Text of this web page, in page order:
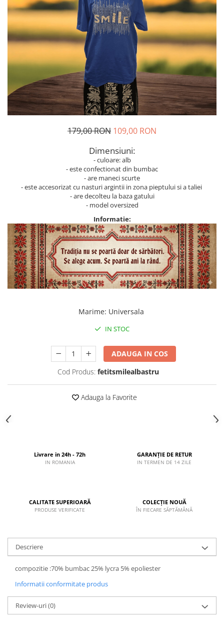
Tricouri
Treninguri
Ii traditionale
Rochii traditionale
Rochii Elegante
Costume populare
Fote & Catrinte
Jucarii
179,00 RON 109,00 RON
Dimensiuni:
- culoare: alb
- este confectionat din bumbac
- are maneci scurte
- este accesorizat cu nasturi argintii in zona pieptului si a taliei
- are decolteu la baza gatului
- model oversized
Informatie:
Marime: Universala
IN STOC
ADAUGA IN COS
Cod Produs: fetitsmilealbastru
Adauga la Favorite
Livrare in 24h - 72h
IN ROMANIA
GARANȚIE DE RETUR
IN TERMEN DE 14 ZILE
CALITATE SUPERIOARĂ
PRODUSE VERIFICATE
COLECȚIE NOUĂ
ÎN FIECARE SĂPTĂMÂNĂ
Descriere
compozitie :70% bumbac 25% lycra 5% epoliester
Informatii conformitate produs
Review-uri(0)